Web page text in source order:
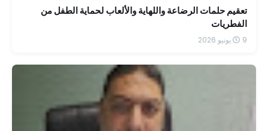
تعقيم حلمات الرضاعة واللهاية والألعاب لحماية الطفل من
الفطريات
9 يونيو 2026